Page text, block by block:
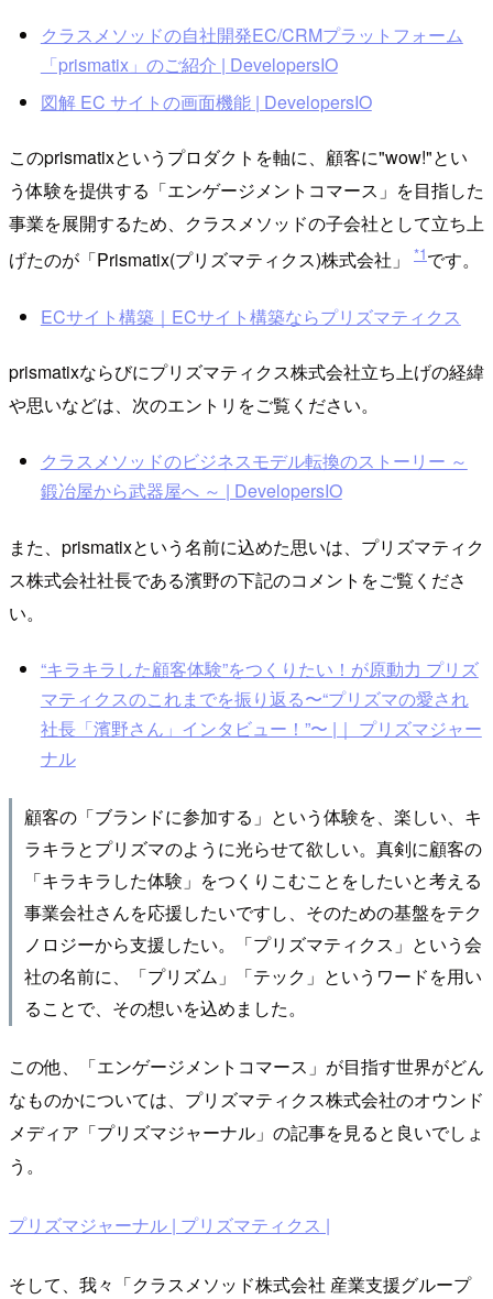
クラスメソッドの自社開発EC/CRMプラットフォーム
「prismatix」のご紹介 | DevelopersIO
図解 EC サイトの画面機能 | DevelopersIO
このprismatixというプロダクトを軸に、顧客に"wow!"とい
う体験を提供する「エンゲージメントコマース」を目指した
事業を展開するため、クラスメソッドの子会社として立ち上
げたのが「Prismatix(プリズマティクス)株式会社」
*1です。
ECサイト構築｜ECサイト構築ならプリズマティクス
prismatixならびにプリズマティクス株式会社立ち上げの経緯
や思いなどは、次のエントリをご覧ください。
クラスメソッドのビジネスモデル転換のストーリー ～
鍛冶屋から武器屋へ ～ | DevelopersIO
また、prismatixという名前に込めた思いは、プリズマティク
ス株式会社社長である濱野の下記のコメントをご覧くださ
い。
“キラキラした顧客体験”をつくりたい！が原動力 プリズ
マティクスのこれまでを振り返る〜“プリズマの愛され
社長「濱野さん」インタビュー！”〜 |｜ プリズマジャー
ナル
顧客の「ブランドに参加する」という体験を、楽しい、キ
ラキラとプリズマのように光らせて欲しい。真剣に顧客の
「キラキラした体験」をつくりこむことをしたいと考える
事業会社さんを応援したいですし、そのための基盤をテク
ノロジーから支援したい。「プリズマティクス」という会
社の名前に、「プリズム」「テック」というワードを用い
ることで、その想いを込めました。
この他、「エンゲージメントコマース」が目指す世界がどん
なものかについては、プリズマティクス株式会社のオウンド
メディア「プリズマジャーナル」の記事を見ると良いでしょ
う。
プリズマジャーナル | プリズマティクス |
そして、我々「クラスメソッド株式会社 産業支援グループ